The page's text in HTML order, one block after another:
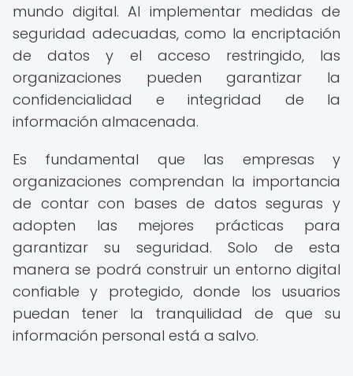
mundo digital. Al implementar medidas de
seguridad adecuadas, como la encriptación
de datos y el acceso restringido, las
organizaciones pueden garantizar la
confidencialidad e integridad de la
información almacenada.
Es fundamental que las empresas y
organizaciones comprendan la importancia
de contar con bases de datos seguras y
adopten las mejores prácticas para
garantizar su seguridad. Solo de esta
manera se podrá construir un entorno digital
confiable y protegido, donde los usuarios
puedan tener la tranquilidad de que su
información personal está a salvo.